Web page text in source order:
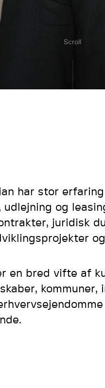
Scroll
har stor
udlejning og
juridisk
en bred vifte af
kommuner,